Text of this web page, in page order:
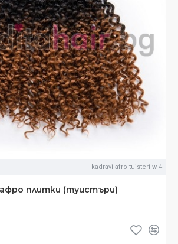
kadravi-afro-tuisteri-w-4
плитки (туистъри)